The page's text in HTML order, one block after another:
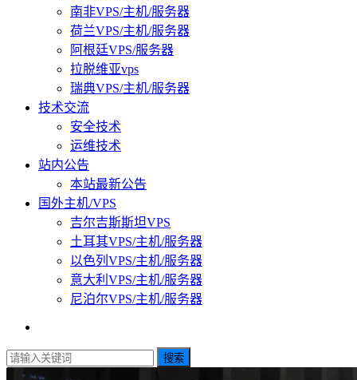
南非VPS/主机/服务器
荷兰VPS/主机/服务器
阿根廷VPS/服务器
拉脱维亚vps
瑞典VPS/主机/服务器
技术交流
安全技术
运维技术
站内公告
本站最新公告
国外主机/VPS
吉尔吉斯斯坦VPS
土耳其VPS/主机/服务器
以色列VPS/主机/服务器
意大利VPS/主机/服务器
尼泊尔VPS/主机/服务器
搜索